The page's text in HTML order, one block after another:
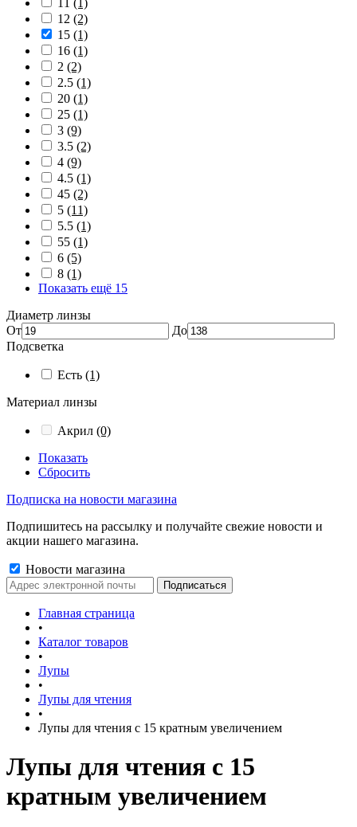
(1)
12 (2)
15 (1)
16 (1)
2 (2)
2.5 (1)
20 (1)
25 (1)
3 (9)
3.5 (2)
4 (9)
4.5 (1)
45 (2)
5 (11)
5.5 (1)
55 (1)
6 (5)
8 (1)
Показать ещё 15
Диаметр линзы
От
До
Подсветка
Есть (1)
Материал линзы
Акрил (0)
Показать
Сбросить
Подписка на новости магазина
Подпишитесь на рассылку и получайте свежие новости и
акции нашего магазина.
Новости магазина
Главная страница
•
Каталог товаров
•
Лупы
•
Лупы для чтения
•
Лупы для чтения с 15 кратным увеличением
Лупы для чтения с 15
кратным увеличением